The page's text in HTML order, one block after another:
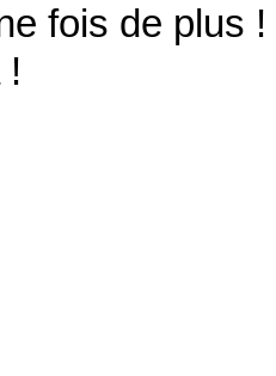
fois de plus
!